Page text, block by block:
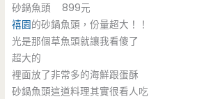
砂鍋魚頭 899元
禧園的砂鍋魚頭，份量超大！！
光是那個草魚頭就讓我看傻了
超大的
裡面放了非常多的海鮮跟蛋酥
砂鍋魚頭這道料理其實很看人吃